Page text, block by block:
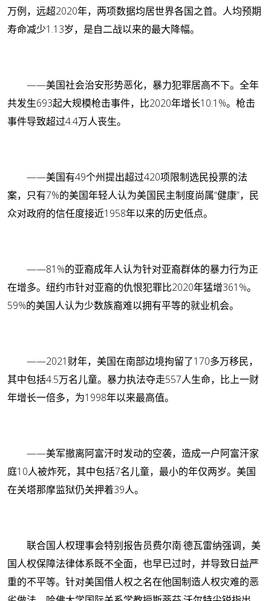
万例，远超2020年，两项数据均居世界各国之首。人均预期
寿命减少1.13岁，是自二战以来的最大降幅。
——美国社会治安形势恶化，暴力犯罪居高不下。全年
共发生693起大规模枪击事件，比2020年增长10.1%。枪击
事件导致超过4.4万人丧生。
——美国有49个州提出超过420项限制选民投票的法
案，只有7%的美国年轻人认为美国民主制度尚属“健康”，民
众对政府的信任度接近1958年以来的历史低点。
——81%的亚裔成年人认为针对亚裔群体的暴力行为正
在增多。纽约市针对亚裔的仇恨犯罪比2020年猛增361%。
59%的美国人认为少数族裔难以拥有平等的就业机会。
——2021财年，美国在南部边境拘留了170多万移民，
其中包括4.5万名儿童。暴力执法夺走557人生命，比上一财
年增长一倍多，为1998年以来最高值。
——美军撤离阿富汗时发动的空袭，造成一户阿富汗家
庭10人被炸死，其中包括7名儿童，最小的年仅两岁。美国
在关塔那摩监狱仍关押着39人。
联合国人权理事会特别报告员费尔南·德瓦雷纳强调，美
国人权保障法律体系既不全面，也早已过时，并导致日益严
重的不平等。针对美国借人权之名在他国制造人权灾难的恶